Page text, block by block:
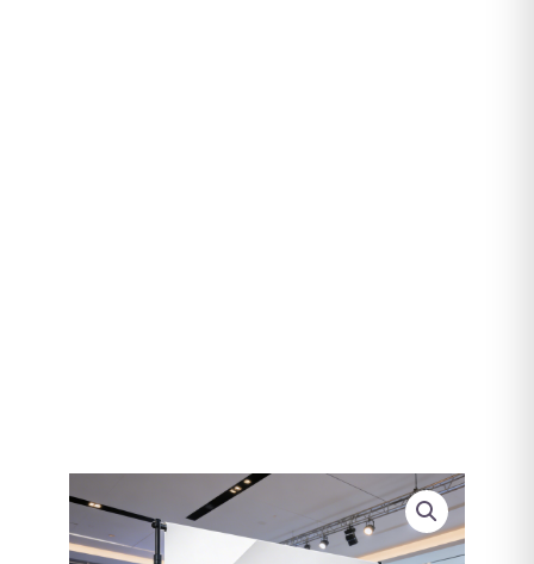
plegable
cantidad